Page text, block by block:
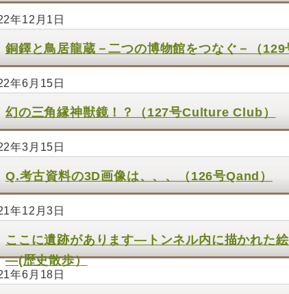
年12月1日
銅鐸と鳥居龍蔵－二つの博物館をつなぐ－（129
年6月15日
幻の三角縁神獣鏡！？（127号Culture Club）
年3月15日
Q.考古資料の3D画像は、、、（126号Qand）
年12月3日
ここに遺跡があります―トンネル内に描かれた
―(歴史散歩）
年6月18日